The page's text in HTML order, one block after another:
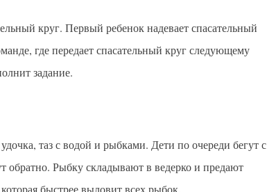
круг. Первый ребенок надевает спасательный
где передает спасательный круг следующему
задание.
таз с водой и рыбками. Дети по очереди бегут с
обратно. Рыбку складывают в ведерко и предают
быстрее выловит всех рыбок.